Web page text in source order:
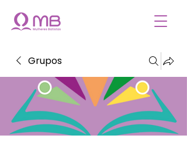
Grupos